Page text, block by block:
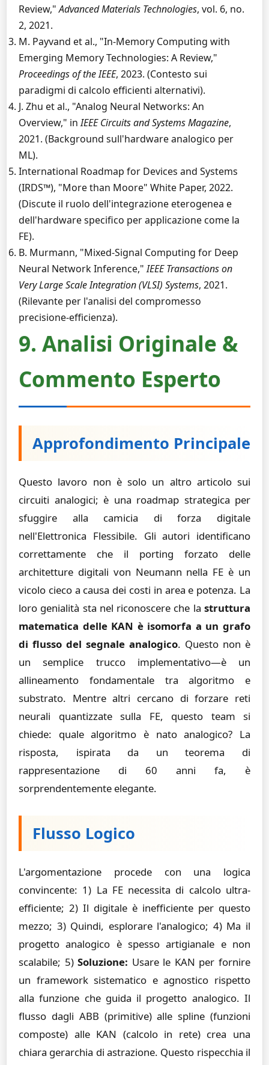
Review,"Advanced Materials Technologies, vol. 6, no.
2, 2021.
M. Payvand et al., "In-Memory Computing with
Emerging Memory Technologies: A Review,"
Proceedings of the IEEE, 2023. (Contesto sui
paradigmi di calcolo efficienti alternativi).
J. Zhu et al., "Analog Neural Networks: An
Overview," inIEEE Circuits and Systems Magazine,
2021. (Background sull'hardware analogico per
ML).
International Roadmap for Devices and Systems
(IRDS™), "More than Moore" White Paper, 2022.
(Discute il ruolo dell'integrazione eterogenea e
dell'hardware specifico per applicazione come la
FE).
B. Murmann, "Mixed-Signal Computing for Deep
Neural Network Inference,"IEEE Transactions on
Very Large Scale Integration (VLSI) Systems, 2021.
(Rilevante per l'analisi del compromesso
precisione-efficienza).
9. Analisi Originale &
Commento Esperto
Approfondimento Principale
Questo lavoro non è solo un altro articolo sui
circuiti analogici; è una roadmap strategica per
sfuggire alla camicia di forza digitale
nell'Elettronica Flessibile. Gli autori identificano
correttamente che il porting forzato delle
architetture digitali von Neumann nella FE è un
vicolo cieco a causa dei costi in area e potenza. La
loro genialità sta nel riconoscere che la struttura
matematica delle KAN è isomorfa a un grafo
di flusso del segnale analogico. Questo non è
un semplice trucco implementativo—è un
allineamento fondamentale tra algoritmo e
substrato. Mentre altri cercano di forzare reti
neurali quantizzate sulla FE, questo team si
chiede: quale algoritmo è nato analogico? La
risposta, ispirata da un teorema di
rappresentazione di 60 anni fa, è
sorprendentemente elegante.
Flusso Logico
L'argomentazione procede con una logica
convincente: 1) La FE necessita di calcolo ultra-
efficiente; 2) Il digitale è inefficiente per questo
mezzo; 3) Quindi, esplorare l'analogico; 4) Ma il
progetto analogico è spesso artigianale e non
scalabile; 5)Soluzione: Usare le KAN per fornire
un framework sistematico e agnostico rispetto
alla funzione che guida il progetto analogico. Il
flusso dagli ABB (primitive) alle spline (funzioni
composte) alle KAN (calcolo in rete) crea una
chiara gerarchia di astrazione. Questo rispecchia il